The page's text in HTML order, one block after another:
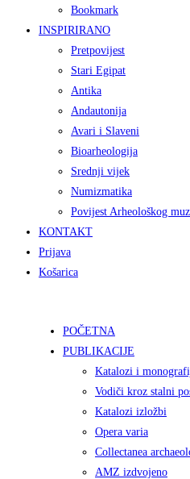
Bookmark
INSPIRIRANO
Pretpovijest
Stari Egipat
Antika
Andautonija
Avari i Slaveni
Bioarheologija
Srednji vijek
Numizmatika
Povijest Arheološkog
KONTAKT
Prijava
Košarica
POČETNA
PUBLIKACIJE
Katalozi i
Vodiči kroz stalni
Katalozi izložbi
Opera varia
Collectanea
AMZ izdvojeno